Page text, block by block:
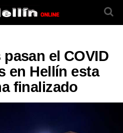
el COVID
en Hellín esta
finalizado